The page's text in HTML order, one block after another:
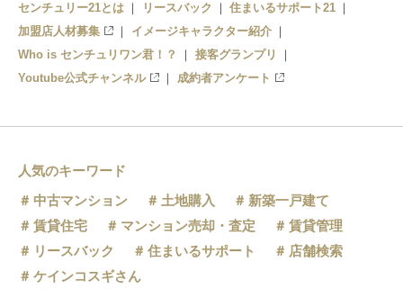
センチュリー21とは
リースバック
住まいるサポート21
加盟店人材募集
イメージキャラクター紹介
Who is センチュリワン君！？
接客グランプリ
Youtube公式チャンネル
成約者アンケート
人気のキーワード
中古マンション
土地購入
新築一戸建て
賃貸住宅
マンション売却・査定
賃貸管理
リースバック
住まいるサポート
店舗検索
ケインコスギさん